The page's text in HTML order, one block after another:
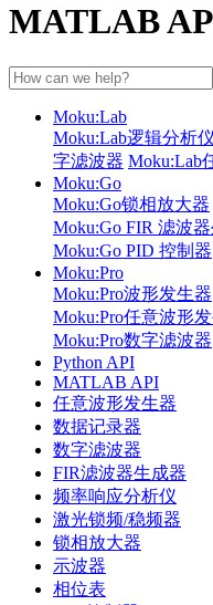
MATLAB
Moku:Lab
Moku:Lab逻辑分析
字滤波器 Moku:Lab
Moku:Go
Moku:Go锁相放大器
Moku:Go FIR 滤波
Moku:Go PID 控制器
Moku:Pro
Moku:Pro波形发生器
Moku:Pro任意波形
Moku:Pro数字滤波器
Python API
MATLAB API
任意波形发生器
数据记录器
数字滤波器
FIR滤波器生成器
频率响应分析仪
激光锁频/稳频器
锁相放大器
示波器
相位表